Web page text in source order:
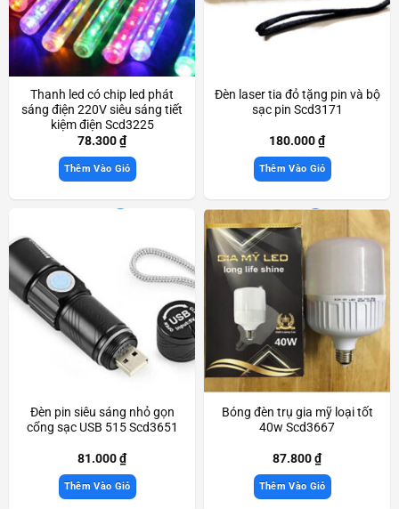
Thanh led có chip led phát
sáng điện 220V siêu sáng tiết
kiệm điện Scd3225
78.300₫
Thêm Vào Giỏ
Đèn laser tia đỏ tặng pin và bộ
sạc pin Scd3171
180.000₫
Thêm Vào Giỏ
Đèn pin siêu sáng nhỏ gọn
cổng sạc USB 515 Scd3651
81.000₫
Thêm Vào Giỏ
Bóng đèn trụ gia mỹ loại tốt
40w Scd3667
87.800₫
Thêm Vào Giỏ